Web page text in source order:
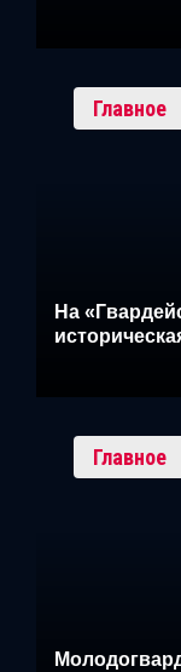
Главное
На
Главное